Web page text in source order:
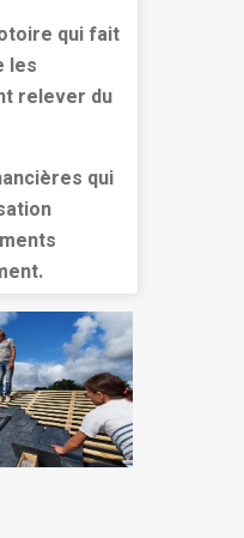
qui fait
les
relever du
qui